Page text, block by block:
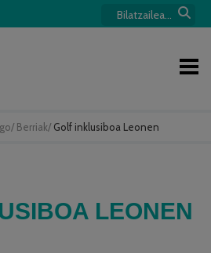
/ Berriak/ Golf inklusiboa Leonen
LEONEN